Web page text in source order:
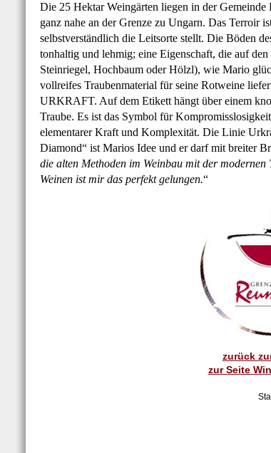
Die 25 Hektar Weingärten liegen in der
ganz nahe an der Grenze zu Ungarn. Das Terroir
selbstverständlich die Leitsorte stellt. Die Böden
tonhaltig und lehmig; eine Eigenschaft, die auf
Steinriegel, Hochbaum oder Hölzl), wie Mario
vollreifes Traubenmaterial für seine Rotweine
URKRAFT. Auf dem Etikett hängt über einem
Traube. Es ist das Symbol für
elementarer Kraft und Komplexität. Die Linie
Diamond“ ist Marios Idee und er darf mit breiter
die alten Methoden im Weinbau mit der
Weinen ist mir das perfekt gelungen.“
zurück
zur Seite